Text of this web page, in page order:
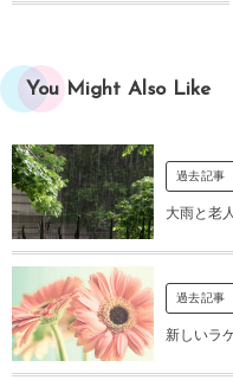
You Might Also Like
過去記事
大雨と老
過去記事
新しいラ